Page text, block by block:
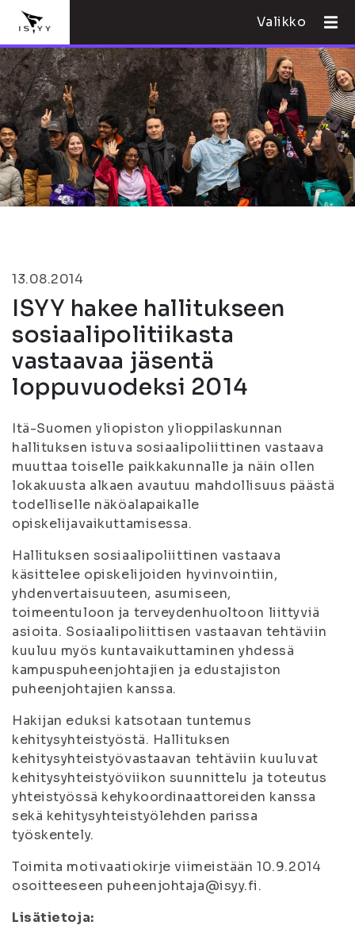
Valikko
13.08.2014
ISYY hakee hallitukseen
sosiaalipolitiikasta
vastaavaa jäsentä
loppuvuodeksi 2014
Itä-Suomen yliopiston ylioppilaskunnan
hallituksen istuva sosiaalipoliittinen vastaava
muuttaa toiselle paikkakunnalle ja näin ollen
lokakuusta alkaen avautuu mahdollisuus päästä
todelliselle näköalapaikalle
opiskelijavaikuttamisessa.
Hallituksen sosiaalipoliittinen vastaava
käsittelee opiskelijoiden hyvinvointiin,
yhdenvertaisuuteen, asumiseen,
toimeentuloon ja terveydenhuoltoon liittyviä
asioita. Sosiaalipoliittisen vastaavan tehtäviin
kuuluu myös kuntavaikuttaminen yhdessä
kampuspuheenjohtajien ja edustajiston
puheenjohtajien kanssa.
Hakijan eduksi katsotaan tuntemus
kehitysyhteistyöstä. Hallituksen
kehitysyhteistyövastaavan tehtäviin kuuluvat
kehitysyhteistyöviikon suunnittelu ja toteutus
yhteistyössä kehykoordinaattoreiden kanssa
sekä kehitysyhteistyölehden parissa
työskentely.
Toimita motivaatiokirje viimeistään 10.9.2014
osoitteeseen puheenjohtaja@isyy.fi.
Lisätietoja: